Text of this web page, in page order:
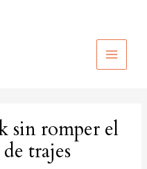
MAIN
sin romper el
trajes